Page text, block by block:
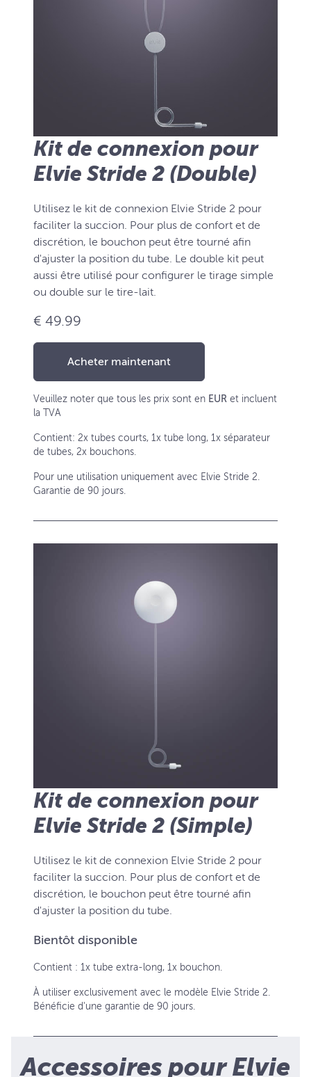
Kit de connexion pour
Elvie Stride 2 (Double)
Utilisez le kit de connexion Elvie Stride 2 pour
faciliter la succion. Pour plus de confort et de
discrétion, le bouchon peut être tourné afin
d'ajuster la position du tube. Le double kit peut
aussi être utilisé pour configurer le tirage simple
ou double sur le tire-lait.
€ 49.99
Acheter maintenant
Veuillez noter que tous les prix sont en EUR et incluent
la TVA
Contient: 2x tubes courts, 1x tube long, 1x séparateur
de tubes, 2x bouchons.
Pour une utilisation uniquement avec Elvie Stride 2.
Garantie de 90 jours.
Kit de connexion pour
Elvie Stride 2 (Simple)
Utilisez le kit de connexion Elvie Stride 2 pour
faciliter la succion. Pour plus de confort et de
discrétion, le bouchon peut être tourné afin
d'ajuster la position du tube.
Bientôt disponible
Contient : 1x tube extra-long, 1x bouchon.
À utiliser exclusivement avec le modèle Elvie Stride 2.
Bénéficie d'une garantie de 90 jours.
Accessoires pour Elvie